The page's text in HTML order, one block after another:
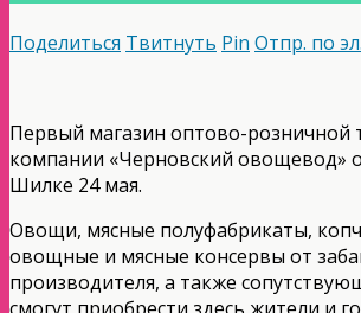
Поделиться Твитнуть Pin Отпр. по
Первый магазин оптово-розничной
компании «Черновский овощевод»
Шилке 24 мая.
Овощи, мясные полуфабрикаты,
овощные и мясные консервы от
производителя, а также